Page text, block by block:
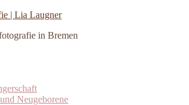
| Lia Laugner
in Bremen
Neugeborene